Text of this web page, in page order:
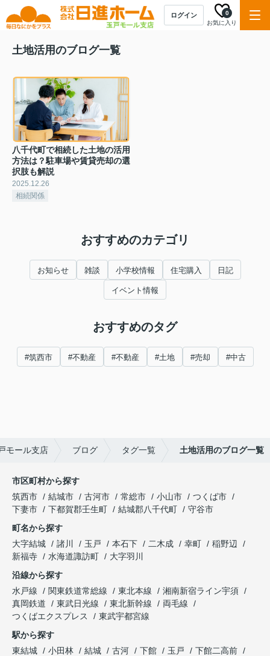
ログイン
お気に入り
0
土地活用のブログ一覧
八千代町で相続した土地の活用
方法は？駐車場や賃貸売却の選
択肢も解説
2025.12.26
相続関係
おすすめのカテゴリ
お知らせ 雑談 小学校情報 住宅購入 日記
イベント情報
おすすめのタグ
#筑西市 #不動産 #不動産 #土地 #売却 #中古
モール支店 ブログ タグ一覧 土地活用のブログ一覧
市区町村から探す
筑西市
結城市 古河市 常総市 小山市
つくば市
下妻市
下都賀郡壬生町 結城郡八千代町
守谷市
町名から探す
大字結城
諸川 玉戸 本石下 二木成 幸町
稲野辺
新福寺
水海道諏訪町
大字羽川
沿線から探す
水戸線
関東鉄道常総線 東北本線
湘南新宿ライン宇須
真岡鉄道
東武日光線 東北新幹線
両毛線
つくばエクスプレス
東武宇都宮線
駅から探す
東結城
小田林 結城 古河 下館 玉戸
下館二高前